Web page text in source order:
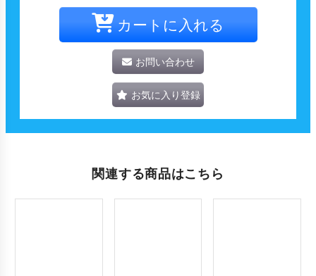
カートに入れる
お問い合わせ
お気に入り登録
関連する商品はこちら